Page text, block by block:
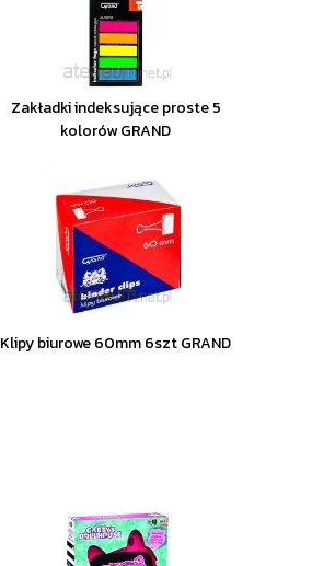
Zakładki indeksujące proste 5
kolorów GRAND
Klipy biurowe 60mm 6szt GRAND